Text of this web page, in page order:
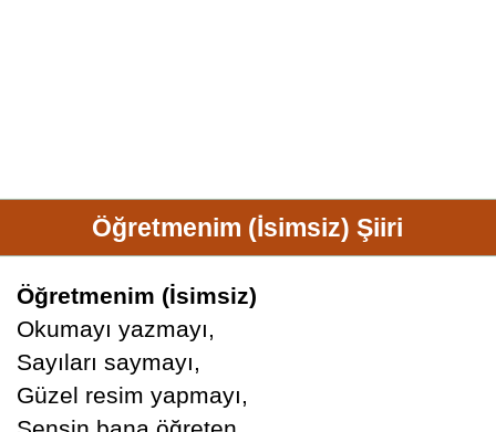
Öğretmenim (İsimsiz) Şiiri
Öğretmenim (İsimsiz)
Okumayı yazmayı,
Sayıları saymayı,
Güzel resim yapmayı,